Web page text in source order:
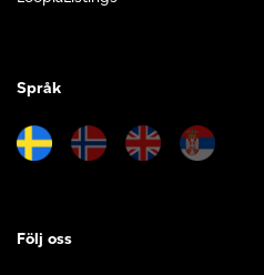
Språk
Följ oss